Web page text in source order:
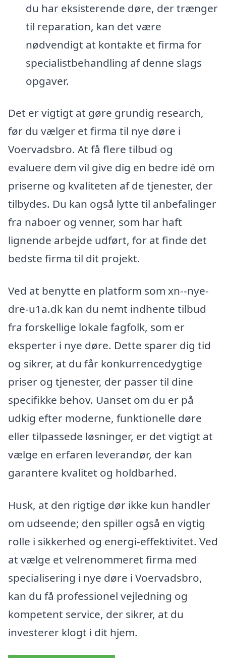
du har eksisterende døre, der trænger
til reparation, kan det være
nødvendigt at kontakte et firma for
specialistbehandling af denne slags
opgaver.
Det er vigtigt at gøre grundig research,
før du vælger et firma til nye døre i
Voervadsbro. At få flere tilbud og
evaluere dem vil give dig en bedre idé om
priserne og kvaliteten af de tjenester, der
tilbydes. Du kan også lytte til anbefalinger
fra naboer og venner, som har haft
lignende arbejde udført, for at finde det
bedste firma til dit projekt.
Ved at benytte en platform som xn--nye-
dre-u1a.dk kan du nemt indhente tilbud
fra forskellige lokale fagfolk, som er
eksperter i nye døre. Dette sparer dig tid
og sikrer, at du får konkurrencedygtige
priser og tjenester, der passer til dine
specifikke behov. Uanset om du er på
udkig efter moderne, funktionelle døre
eller tilpassede løsninger, er det vigtigt at
vælge en erfaren leverandør, der kan
garantere kvalitet og holdbarhed.
Husk, at den rigtige dør ikke kun handler
om udseende; den spiller også en vigtig
rolle i sikkerhed og energi-effektivitet. Ved
at vælge et velrenommeret firma med
specialisering i nye døre i Voervadsbro,
kan du få professionel vejledning og
kompetent service, der sikrer, at du
investerer klogt i dit hjem.